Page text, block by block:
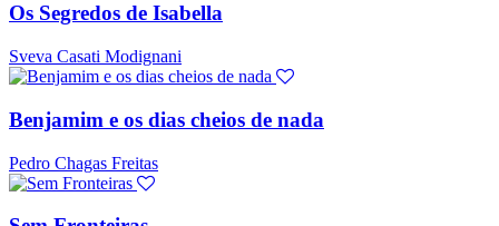
Os Segredos de Isabella
Sveva Casati Modignani
Benjamim e os dias cheios de nada
Pedro Chagas Freitas